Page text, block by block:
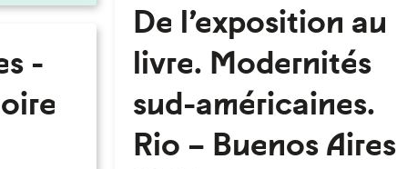
-
De l’exposition au
livre. Modernités
sud-américaines.
Rio – Buenos Aires
le bandeau des cookies